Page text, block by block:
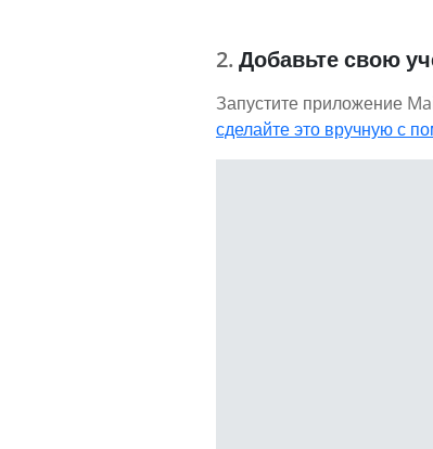
Добавьте свою
Запустите приложение
сделайте это вручную с